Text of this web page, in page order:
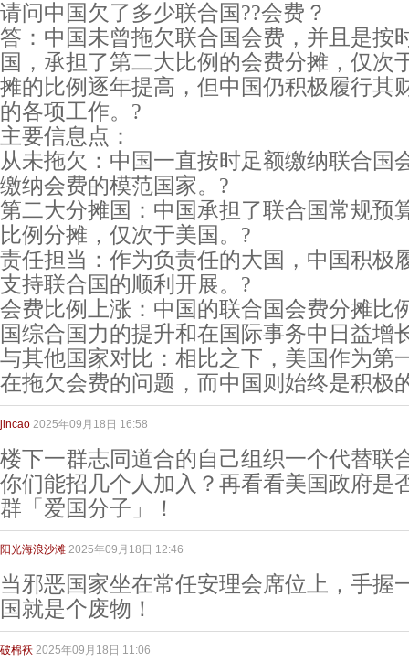
请问中国欠了多少联合国??会费？
答：中国未曾拖欠联合国会费，并且是按
国，承担了第二大比例的会费分摊，仅次
摊的比例逐年提高，但中国仍积极履行其
的各项工作。?
主要信息点：
从未拖欠：中国一直按时足额缴纳联合国
缴纳会费的模范国家。?
第二大分摊国：中国承担了联合国常规预
比例分摊，仅次于美国。?
责任担当：作为负责任的大国，中国积极
支持联合国的顺利开展。?
会费比例上涨：中国的联合国会费分摊比
国综合国力的提升和在国际事务中日益增
与其他国家对比：相比之下，美国作为第
在拖欠会费的问题，而中国则始终是积极
jincao 2025年09月18日 16:58
楼下一群志同道合的自己组织一个代替联
你们能招几个人加入？再看看美国政府是
群「爱国分子」！
阳光海浪沙滩 2025年09月18日 12:46
当邪恶国家坐在常任安理会席位上，手握
国就是个废物！
破棉袄 2025年09月18日 11:06